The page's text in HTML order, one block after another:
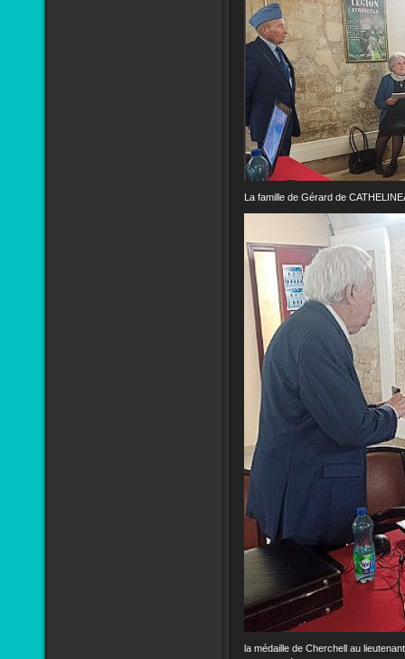
La famille de Gérard de
la médaille de Cherchell au